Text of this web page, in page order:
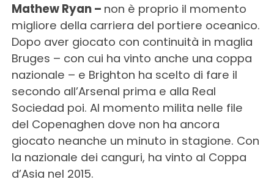
Mathew Ryan – non è proprio il momento
migliore della carriera del portiere oceanico.
Dopo aver giocato con continuità in maglia
Bruges – con cui ha vinto anche una coppa
nazionale – e Brighton ha scelto di fare il
secondo all’Arsenal prima e alla Real
Sociedad poi. Al momento milita nelle file
del Copenaghen dove non ha ancora
giocato neanche un minuto in stagione. Con
la nazionale dei canguri, ha vinto al Coppa
d’Asia nel 2015.